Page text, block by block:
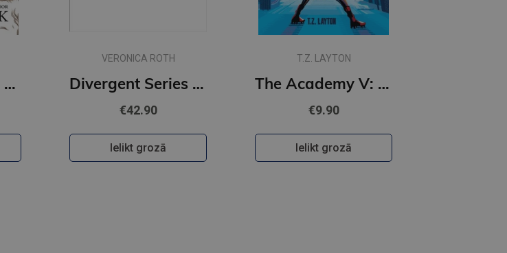
How the King of Elfhame Learned to Hate Stories (The Folk of the Air series) (s)
VERONICA ROTH
Divergent Series Box Set (Books 1-4)
€42.90
Ielikt grozā
T.Z. LAYTON
The Academy V: Cup of Nations : A Fun-Filled Football Adventure (The Academy Series Book 5)
€9.90
Ielikt grozā